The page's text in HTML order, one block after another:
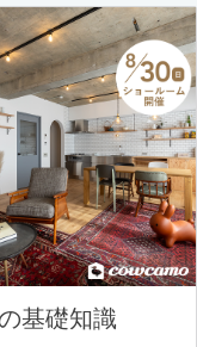
基礎知識